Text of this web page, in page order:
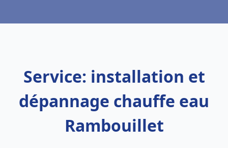
Service: installation et
dépannage chauffe eau
Rambouillet